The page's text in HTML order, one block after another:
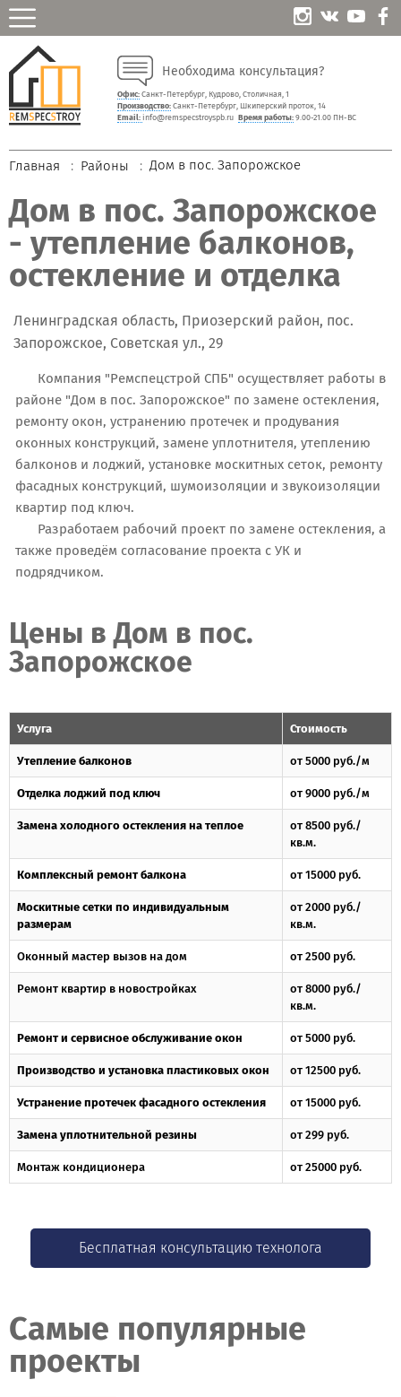
Необходима консультация?
Офис:Санкт-Петербург, Кудрово, Столичная, 1
Производство:Санкт-Петербург, Шкиперский проток, 14
Email: info@remspecstroyspb.ru Время работы:9.00-21.00 ПН-ВС
Главная Районы Дом в пос. Запорожское
Дом в пос. Запорожское
- утепление балконов,
остекление и отделка
Ленинградская область, Приозерский район, пос.
Запорожское, Советская ул., 29
Компания "Ремспецстрой СПБ" осуществляет работы в
районе "Дом в пос. Запорожское" по замене остекления,
ремонту окон, устранению протечек и продувания
оконных конструкций, замене уплотнителя, утеплению
балконов и лоджий, установке москитных сеток, ремонту
фасадных конструкций, шумоизоляции и звукоизоляции
квартир под ключ.
Разработаем рабочий проект по замене остекления, а
также проведём согласование проекта с УК и
подрядчиком.
Цены в Дом в пос.
Запорожское
Услуга Стоимость
Утепление балконов от 5000 руб./м
Отделка лоджий под ключ от 9000 руб./м
Замена холодного остекления на теплое
от 8500 руб./
кв.м.
Комплексный ремонт балкона от 15000 руб.
Москитные сетки по индивидуальным
размерам
от 2000 руб./
кв.м.
Оконный мастер вызов на дом от 2500 руб.
Ремонт квартир в новостройках
от 8000 руб./
кв.м.
Ремонт и сервисное обслуживание окон от 5000 руб.
Производство и установка пластиковых окон от 12500 руб.
Устранение протечек фасадного остекления от 15000 руб.
Замена уплотнительной резины от 299 руб.
Монтаж кондиционера от 25000 руб.
Бесплатная консультацию технолога
Самые популярные
проекты